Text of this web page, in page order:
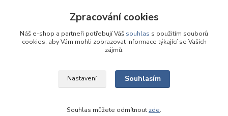
info@grandax.cz
Zpracování cookies
Náš e-shop a partneři potřebují Váš souhlas s použitím souborů
cookies, aby Vám mohli zobrazovat informace týkající se Vašich
zájmů.
Nastavení Souhlasím
Souhlas můžete odmítnout zde.